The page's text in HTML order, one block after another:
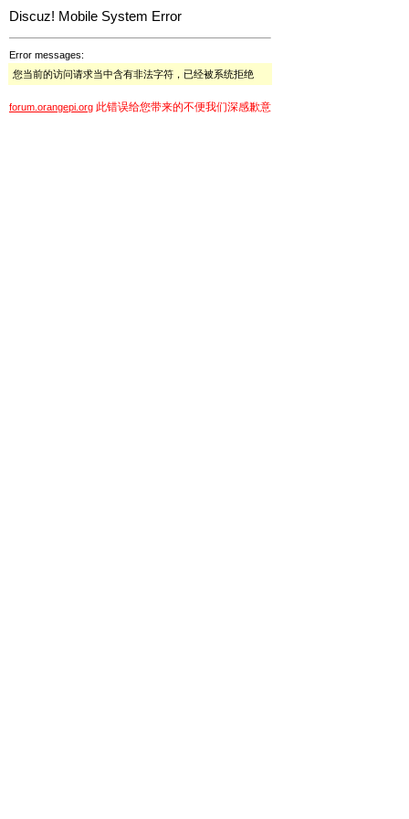
Discuz! Mobile System Error
Error messages:
您当前的访问请求当中含有非法字符，已经被系统拒绝
forum.orangepi.org 此错误给您带来的不便我们深感歉意